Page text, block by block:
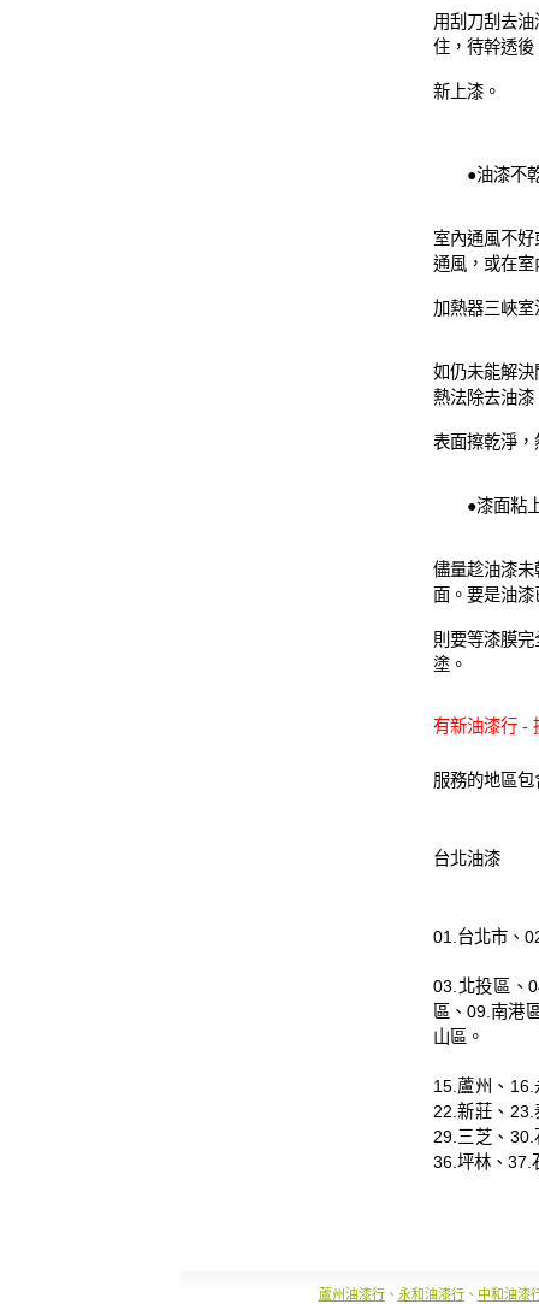
用刮刀刮去
住，待幹透後
新上漆。
●油漆不
室內通風不
通風，或在室
加熱器三峽室
如仍未能解
熱法除去油漆
表面擦乾淨
●漆面粘
儘量趁油漆
面。要是油
則要等漆膜
塗。
有新油漆行 -
服務的地區包
台北油漆
01. 台北市 、
03. 北投區 、
區 、09.南港
山區 。
15. 蘆州 、16.
22. 新莊 、23.
29. 三芝 、30.
36. 坪林 、37.
蘆州油漆行、 永和油漆行、 中和油漆